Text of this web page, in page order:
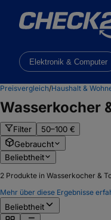
Elektronik & Computer
Preisvergleich/Haushalt &
Wasserkocher
Filter
50–100 €
Gebraucht
Beliebtheit
2 Produkte in Wasserkocher &
Mehr über diese Ergebnisse
Beliebtheit